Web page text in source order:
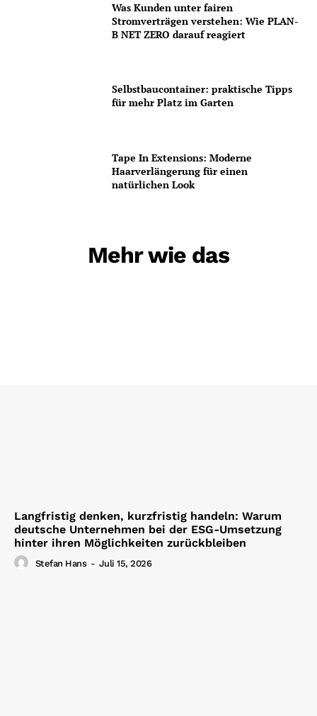
Was Kunden unter fairen
Stromverträgen verstehen: Wie PLAN-
B NET ZERO darauf reagiert
Selbstbaucontainer: praktische Tipps
für mehr Platz im Garten
Tape In Extensions: Moderne
Haarverlängerung für einen
natürlichen Look
Mehr wie das
Langfristig denken, kurzfristig handeln: Warum
deutsche Unternehmen bei der ESG-Umsetzung
hinter ihren Möglichkeiten zurückbleiben
Stefan Hans - Juli 15, 2026